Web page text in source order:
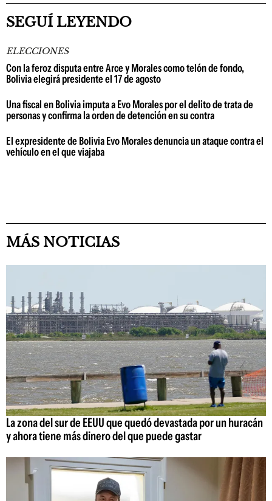
SEGUÍ LEYENDO
ELECCIONES
Con la feroz disputa entre Arce y Morales como telón de fondo,
Bolivia elegirá presidente el 17 de agosto
Una fiscal en Bolivia imputa a Evo Morales por el delito de trata de
personas y confirma la orden de detención en su contra
El expresidente de Bolivia Evo Morales denuncia un ataque contra el
vehículo en el que viajaba
MÁS NOTICIAS
La zona del sur de EEUU que quedó devastada por un huracán
y ahora tiene más dinero del que puede gastar